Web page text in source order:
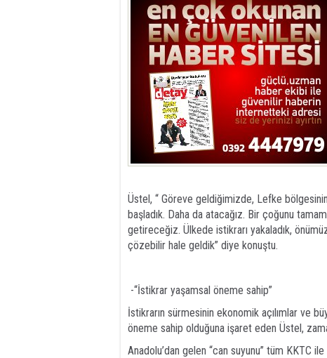
Üstel, “ Göreve geldiğimizde, Lefke bölgesinin
başladık. Daha da atacağız. Bir çoğunu
getireceğiz. Ülkede istikrarı yakaladık,
çözebilir hale geldik” diye konuştu.
-“İstikrar yaşamsal öneme sahip”
İstikrarın sürmesinin ekonomik açılımlar ve
öneme sahip olduğuna işaret eden Üstel,
Anadolu’dan gelen “can suyunu” tüm KKTC